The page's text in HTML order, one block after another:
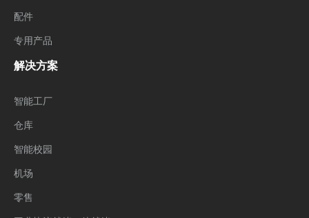
配件
专用产品
解决方案
智能工厂
仓库
智能校园
机场
零售